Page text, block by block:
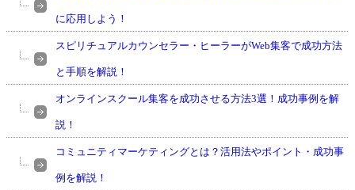
に応用しよう！
スピリチュアルカウンセラー・ヒーラーがWeb集客で成功方法
と手順を解説！
オンラインスクール集客を成功させる方法3選！成功事例を解
説！
コミュニティマーケティングとは？活用法やポイント・成功事
例を解説！